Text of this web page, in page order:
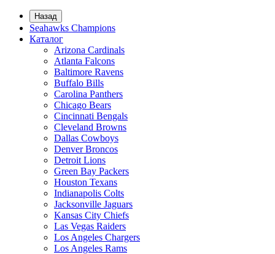
Назад
Seahawks Champions
Каталог
Arizona Cardinals
Atlanta Falcons
Baltimore Ravens
Buffalo Bills
Carolina Panthers
Chicago Bears
Cincinnati Bengals
Cleveland Browns
Dallas Cowboys
Denver Broncos
Detroit Lions
Green Bay Packers
Houston Texans
Indianapolis Colts
Jacksonville Jaguars
Kansas City Chiefs
Las Vegas Raiders
Los Angeles Chargers
Los Angeles Rams